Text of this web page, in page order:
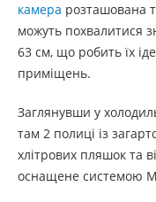
камера розташована
можуть похвалитися
63 см, що робить їх
приміщень.
Заглянувши у
там 2 полиці із
хлітрових пляшок та
оснащене системою